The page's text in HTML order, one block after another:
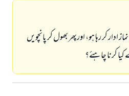
ادار کر رہا ہو، اورپھر بھول کر پانچویں
کرنا چاہئے؟